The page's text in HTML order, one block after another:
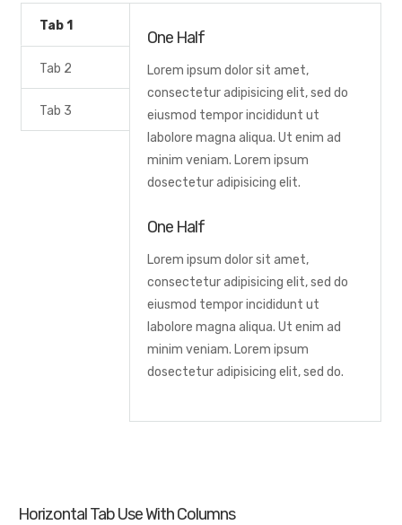
Tab 1
Tab 2
Tab 3
One Half
Lorem ipsum dolor sit amet,
consectetur adipisicing elit, sed do
eiusmod tempor incididunt ut
labolore magna aliqua. Ut enim ad
minim veniam. Lorem ipsum
dosectetur adipisicing elit.
One Half
Lorem ipsum dolor sit amet,
consectetur adipisicing elit, sed do
eiusmod tempor incididunt ut
labolore magna aliqua. Ut enim ad
minim veniam. Lorem ipsum
dosectetur adipisicing elit, sed do.
Horizontal Tab Use With Columns